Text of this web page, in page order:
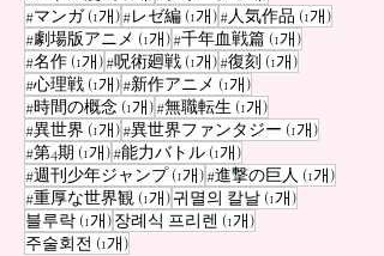
#マンガ (1개)게시물 1개
#レゼ編 (1개)게시물 1개
#人気作品 (1개)게시물
#劇場版アニメ (1개)게시물 1개
#千年血戦篇 (1개)게시물 1개
#名作 (1개)게시물 1개
#呪術廻戦 (1개)게시물 1개
#復刻 (1개)게시물 1개
#心理戦 (1개)게시물 1개
#新作アニメ (1개)게시물 1개
#時間の概念 (1개)게시물 1개
#無職転生 (1개)게시물 1개
#異世界 (1개)게시물 1개
#異世界ファンタジー (1개)게시물 1개
#第4期 (1개)게시물 1개
#能力バトル (1개)게시물 1개
#週刊少年ジャンプ (1개)게시물 1개
#進撃の巨人 (1개)게시물
#重厚な世界観 (1개)게시물 1개
귀멸의 칼날 (1개)게시물 1개
블루락 (1개)게시물 1개
장례식 프리렌 (1개)게시물 1개
주술회전 (1개)게시물 1개